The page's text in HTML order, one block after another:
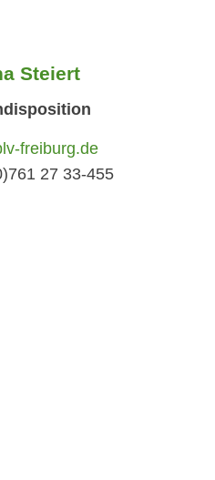
Steiert
freiburg.de
27 33-455